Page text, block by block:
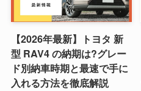
【2026年最新】トヨタ 新
型 RAV4 の納期は?グレー
ド別納車時期と最速で手に
入れる方法を徹底解説